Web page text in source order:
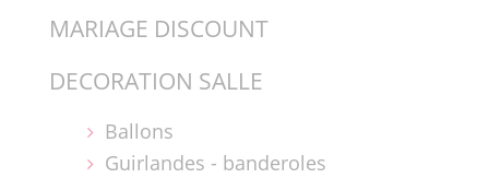
MARIAGE DISCOUNT
DECORATION SALLE
Ballons
Guirlandes - banderoles